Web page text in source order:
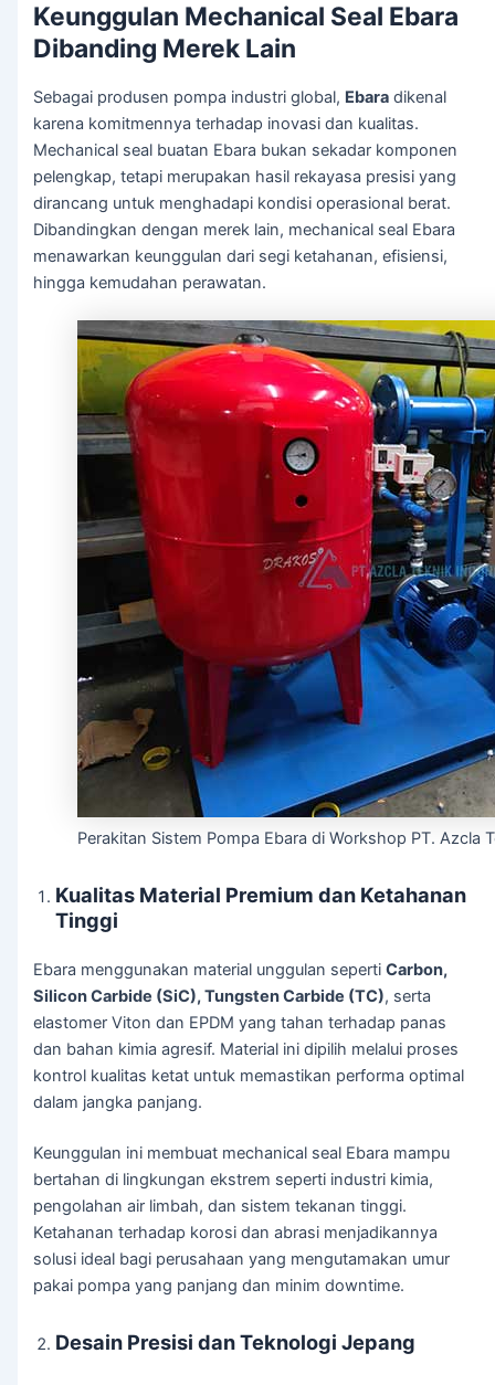
Keunggulan Mechanical Seal Ebara
Dibanding Merek Lain
Sebagai produsen pompa industri global, Ebara dikenal
karena komitmennya terhadap inovasi dan kualitas.
Mechanical seal buatan Ebara bukan sekadar komponen
pelengkap, tetapi merupakan hasil rekayasa presisi yang
dirancang untuk menghadapi kondisi operasional berat.
Dibandingkan dengan merek lain, mechanical seal Ebara
menawarkan keunggulan dari segi ketahanan, efisiensi,
hingga kemudahan perawatan.
Perakitan Sistem Pompa Ebara di Workshop PT. Azcla
Kualitas Material Premium dan Ketahanan
Tinggi
Ebara menggunakan material unggulan sepertiCarbon,
Silicon Carbide (SiC), Tungsten Carbide (TC), serta
elastomer Viton dan EPDM yang tahan terhadap panas
dan bahan kimia agresif. Material ini dipilih melalui proses
kontrol kualitas ketat untuk memastikan performa optimal
dalam jangka panjang.
Keunggulan ini membuat mechanical seal Ebara mampu
bertahan di lingkungan ekstrem seperti industri kimia,
pengolahan air limbah, dan sistem tekanan tinggi.
Ketahanan terhadap korosi dan abrasi menjadikannya
solusi ideal bagi perusahaan yang mengutamakan umur
pakai pompa yang panjang dan minim downtime.
Desain Presisi dan Teknologi Jepang